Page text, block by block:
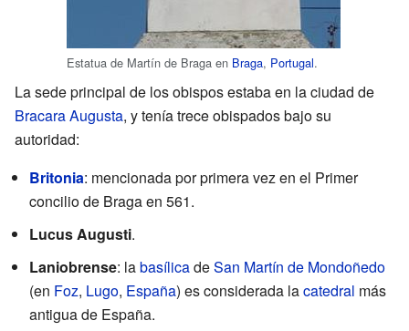
Estatua de Martín de Braga en Braga, Portugal.
La sede principal de los obispos estaba en la ciudad de
Bracara Augusta, y tenía trece obispados bajo su
autoridad:
Britonia: mencionada por primera vez en el Primer
concilio de Braga en 561.
Lucus Augusti.
Laniobrense: labasílicadeSan Martín de Mondoñedo
(en Foz, Lugo, España) es considerada lacatedral más
antigua de España.